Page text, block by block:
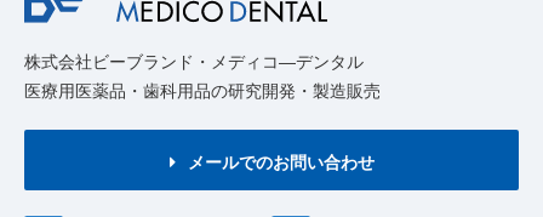
株式会社ビーブランド・メディコ―デンタル
医療用医薬品・歯科用品の研究開発・製造販売
メールでのお問い合わせ